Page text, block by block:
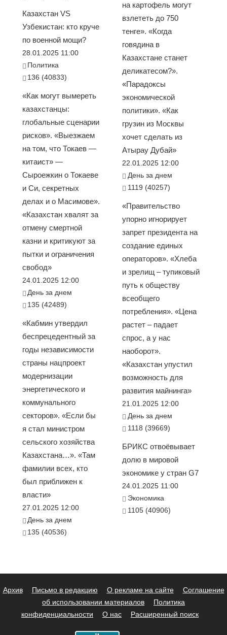
Казахстан VS
Узбекистан: кто круче
по военной мощи?
28.01.2025 11:00
Политика
136 (40833)
«Как могут вымереть
казахстанцы:
глобальные сценарии
рисков». «Выезжаем
на том, что Токаев —
китаист» —
Сыроежкин о Токаеве
и Си, секретных
делах и о Масимове».
«Казахстан хвалят за
отмену смертной
казни и критикуют за
пытки и ограничения
свобод»
24.01.2025 12:00
День за днем
135 (42489)
«Кабмин утвердил
беспрецедентный за
годы независимости
страны нацпроект
модернизации
энергетического и
коммунального
секторов». «Если бы
я стал министром
сельского хозяйства
Казахстана…». «Там
фамилии всех, кто
был приближен к
власти»
27.01.2025 12:00
День за днем
135 (40536)
на картофель могут
взлететь до 750
тенге». «Когда
говядина в
Казахстане станет
деликатесом?».
«Парадоксы
экономической
политики». «Как
грузин из Москвы
хочет сделать из
Атырау Дубай»
22.01.2025 12:00
День за днем
1119 (40257)
«Правительство
упорно игнорирует
запрет президента на
создание единых
операторов». «Хлеба
и зрелищ – тупиковый
путь к обществу
всеобщего
потребления». «Цена
растет – падает
спрос, а у нас
наоборот».
«Казахстан упустил
возможность для
развития майнинга»
21.01.2025 12:00
День за днем
1118 (39669)
БРИКС отвоёвывает
долю в мировой
экономике у стран G7
24.01.2025 11:00
Экономика
1105 (40906)
Архив Письмо в редакцию О рекламе на сайте
Соглашение
об использовании материалов
Политика
конфиденциальности
О нас Расширенный поиск